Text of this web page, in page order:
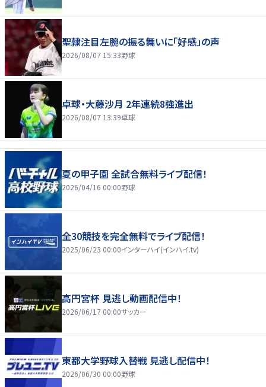
聖隷注目左腕の振る舞いに「好感」の声
2026/08/07 15:33野球
卓球・大藤沙月 2年連続8強進出
2026/08/07 13:39卓球
夏の甲子園 全試合無料ライブ配信！
2026/04/16 00:00野球
全30競技を完全無料でライブ配信！
2025/06/23 00:00インターハイ(インハイ.tv)
高円宮杯 見逃し動画配信中！
2026/06/17 00:00サッカー
東都大学野球入替戦 見逃し配信中！
2026/06/30 00:00野球